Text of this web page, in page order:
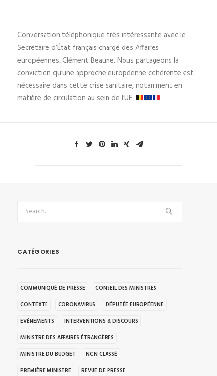
Conversation téléphonique très intéressante avec le
Secrétaire d’État français chargé des Affaires
européennes, Clément Beaune. Nous partageons la
conviction qu’une approche européenne cohérente est
nécessaire dans cette crise sanitaire, notamment en
matière de circulation au sein de l’UE.
CATÉGORIES
COMMUNIQUÉ DE PRESSE
CONSEIL DES MINISTRES
CONTEXTE
CORONAVIRUS
DÉPUTÉE EUROPÉENNE
EVÉNEMENTS
INTERVENTIONS & DISCOURS
MINISTRE DES AFFAIRES ÉTRANGÈRES
MINISTRE DU BUDGET
NON CLASSÉ
PREMIÈRE MINISTRE
REVUE DE PRESSE